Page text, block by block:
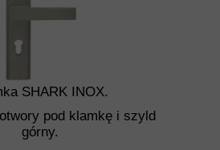
pod klamkę i szyld
górny.
SHARK INOX.